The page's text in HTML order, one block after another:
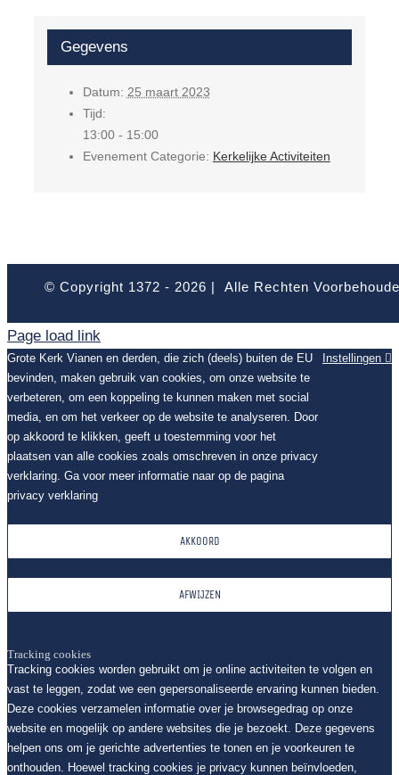
Gegevens
Datum: 25 maart 2023
Tijd:
13:00 - 15:00
Evenement Categorie: Kerkelijke Activiteiten
© Copyright 1372 - 2026 | Alle Rechten
Page load link
Grote Kerk Vianen en derden, die zich (deels) buiten de EU
bevinden, maken gebruik van cookies, om onze website te
verbeteren, om een koppeling te kunnen maken met social
media, en om het verkeer op de website te analyseren. Door
op akkoord te klikken, geeft u toestemming voor het
plaatsen van alle cookies zoals omschreven in onze privacy
verklaring. Ga voor meer informatie naar op de pagina
privacy verklaring
Instellingen
AKKOORD
AFWIJZEN
Tracking cookies
Tracking cookies worden gebruikt om je online activiteiten te volgen en
vast te leggen, zodat we een gepersonaliseerde ervaring kunnen bieden.
Deze cookies verzamelen informatie over je browsegedrag op onze
website en mogelijk op andere websites die je bezoekt. Deze gegevens
helpen ons om je gerichte advertenties te tonen en je voorkeuren te
onthouden. Hoewel tracking cookies je privacy kunnen beïnvloeden,